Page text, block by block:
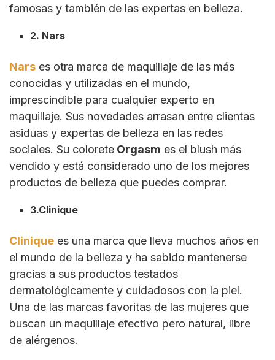
famosas y también de las expertas en belleza.
2. Nars
Nars es otra marca de maquillaje de las más
conocidas y utilizadas en el mundo,
imprescindible para cualquier experto en
maquillaje. Sus novedades arrasan entre clientas
asiduas y expertas de belleza en las redes
sociales. Su colorete Orgasm es el blush más
vendido y está considerado uno de los mejores
productos de belleza que puedes comprar.
3.Clinique
Clinique es una marca que lleva muchos años en
el mundo de la belleza y ha sabido mantenerse
gracias a sus productos testados
dermatológicamente y cuidadosos con la piel.
Una de las marcas favoritas de las mujeres que
buscan un maquillaje efectivo pero natural, libre
de alérgenos.